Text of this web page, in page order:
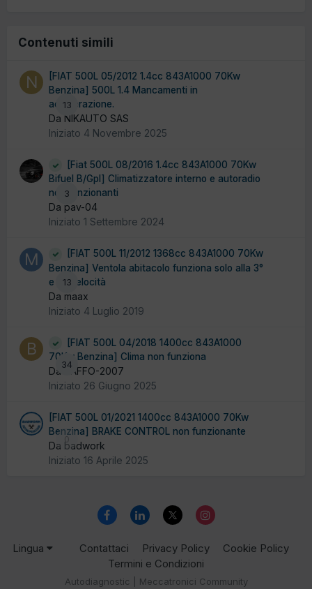
Contenuti simili
13
[FIAT 500L 05/2012 1.4cc 843A1000 70Kw
Benzina] 500L 1.4 Mancamenti in
accelerazione.
Da NIKAUTO SAS
Iniziato 4 Novembre 2025
3
[Fiat 500L 08/2016 1.4cc 843A1000 70Kw
Bifuel B/Gpl] Climatizzatore interno e autoradio
non funzionanti
Da pav-04
Iniziato 1 Settembre 2024
13
[FIAT 500L 11/2012 1368cc 843A1000 70Kw
Benzina] Ventola abitacolo funziona solo alla 3°
e 4° velocità
Da maax
Iniziato 4 Luglio 2019
34
[FIAT 500L 04/2018 1400cc 843A1000
70Kw Benzina] Clima non funziona
Da BAFFO-2007
Iniziato 26 Giugno 2025
[FIAT 500L 01/2021 1400cc 843A1000 70Kw
Benzina] BRAKE CONTROL non funzionante
Da badwork
Iniziato 16 Aprile 2025
Lingua Contattaci Privacy Policy
Cookie Policy
Termini e Condizioni
Autodiagnostic | Meccatronici Community